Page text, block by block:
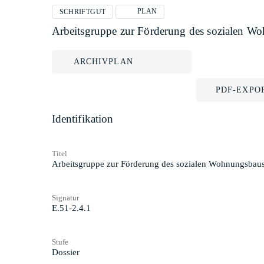
SCHRIFTGUT PLAN
Arbeitsgruppe zur Förderung des sozialen
ARCHIVPLAN
PDF-
Identifikation
Titel
Arbeitsgruppe zur Förderung des sozialen
Signatur
E.51-2.4.1
Stufe
Dossier